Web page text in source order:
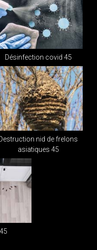
Désinfection covid 45
nid de frelons
asiatiques 45